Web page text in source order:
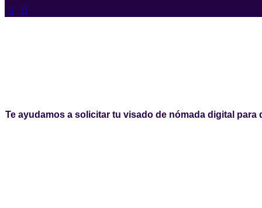
Te ayudamos a solicitar tu visado de nómada digital